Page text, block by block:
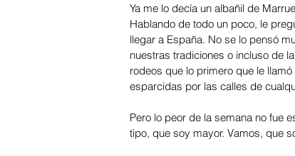
Ya me lo decía un albañil de
Hablando de todo un poco, le
llegar a España. No se lo pensó
nuestras tradiciones o incluso de
rodeos que lo primero que le
esparcidas por las calles de
Pero lo peor de la semana no fue
tipo, que soy mayor. Vamos, que